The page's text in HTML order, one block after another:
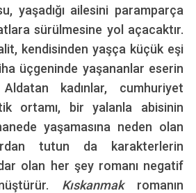
yaşadığı ailesini paramparça
sürülmesine yol açacaktır.
kendisinden yaşça küçük eşi
üçgeninde yaşananlar eserin
kadınlar, cumhuriyet
ortamı, bir yalanla abisinin
yaşamasına neden olan
tutun da karakterlerin
olan her şey romanı negatif
Kıskanmak romanın